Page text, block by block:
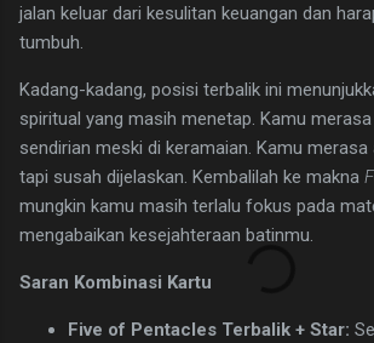
jalan keluar dari kesulitan keuangan dan
tumbuh.
​Kadang-kadang, posisi terbalik ini
spiritual yang masih menetap. Kamu
sendirian meski di keramaian. Kamu merasa
tapi susah dijelaskan. Kembalilah ke makna
mungkin kamu masih terlalu fokus pada
mengabaikan kesejahteraan batinmu.
Saran Kombinasi Kartu
Five of Pentacles Terbalik + Star: